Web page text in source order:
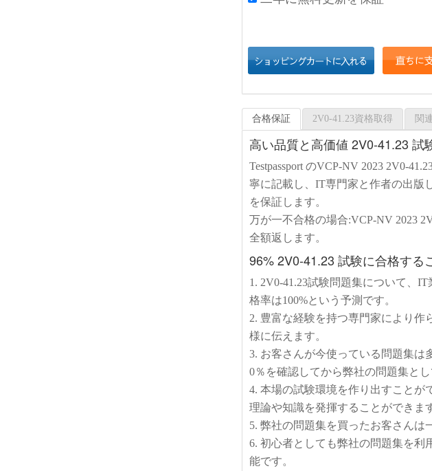
合格保証 2V0-41.23資格取得 関
高い品質と高価値 2V0-41.23 試
Testpassport のVCP-NV 2023 2V0-
寧に記載し、IT専門家と作者の出版
を保証します。
万が一不合格の場合:VCP-NV 2023
全額返します。
96% 2V0-41.23 試験に合格する
1. 2V0-41.23試験問題集について、
格率は100%という予測です。
2. 豊富な経験を持つ専門家により作
様に伝えます。
3. お客さんが今使っている問題集は
0％を確認してから弊社の問題集とし
4. 本場の試験環境を作り出すことが
理論や知識を発揮することができま
5. 弊社の問題集を買ったお客さんは
6. 初心者としても弊社の問題集を利
能です。